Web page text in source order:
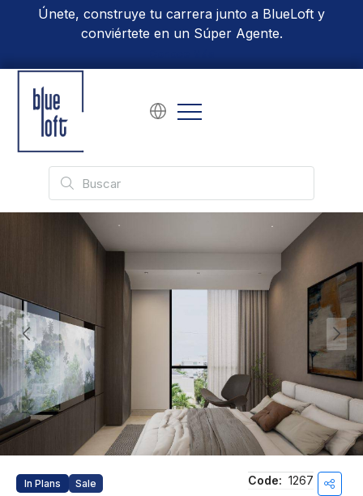
Únete, construye tu carrera junto a BlueLoft y
conviértete en un Súper Agente.
In Plans Sale Code: 1267